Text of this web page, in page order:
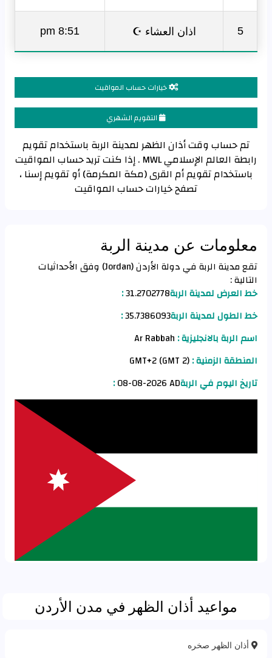
5 اذان العشاء ☪ 8:51 pm
خيارات حساب المواقيت
التقويم الشهري
تم حساب وقت أذان الظهر لمدينة الربة‎ باستخدام تقويم
رابطة العالم الإسلامي MWL . إذا كنت تريد حساب المواقيت
باستخدام تقويم أم القرى (مكة المكرمة) أو تقويم إسنا ،
تصفح خيارات حساب المواقيت
معلومات عن مدينة الربة‎
تقع مدينة الربة‎ في دولة الأردن (Jordan) وفق الأحداثيات
التالية :
خط العرض لمدينة الربة‎ :31.2702778
خط الطول لمدينة الربة‎ :35.7386093
اسم الربة‎ بالانجليزية :
المنطقة الزمنية :
تاريخ اليوم في الربة‎:08-08-2026 AD
مواعيد أذان الظهر في مدن الأردن
أذان الظهر صخره